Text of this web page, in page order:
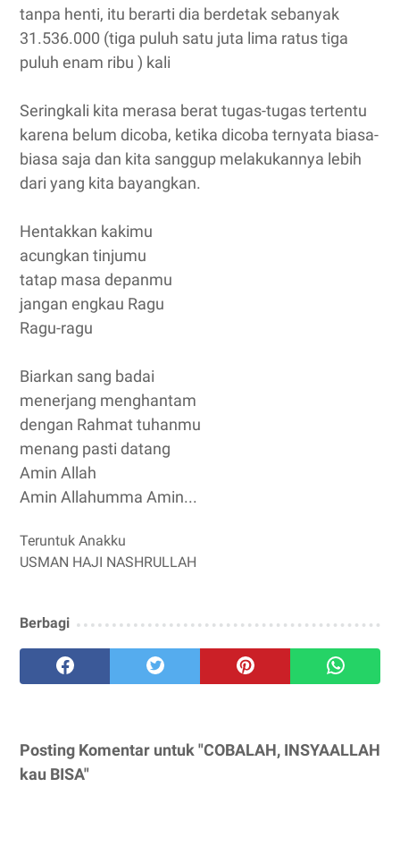
tanpa henti, itu berarti dia berdetak sebanyak
31.536.000 (tiga puluh satu juta lima ratus tiga
puluh enam ribu ) kali
Seringkali kita merasa berat tugas-tugas tertentu
karena belum dicoba, ketika dicoba ternyata biasa-
biasa saja dan kita sanggup melakukannya lebih
dari yang kita bayangkan.
Hentakkan kakimu
acungkan tinjumu
tatap masa depanmu
jangan engkau Ragu
Ragu-ragu
Biarkan sang badai
menerjang menghantam
dengan Rahmat tuhanmu
menang pasti datang
Amin Allah
Amin Allahumma Amin...
Teruntuk Anakku
USMAN HAJI NASHRULLAH
Berbagi
Posting Komentar untuk "COBALAH, INSYAALLAH
kau BISA"